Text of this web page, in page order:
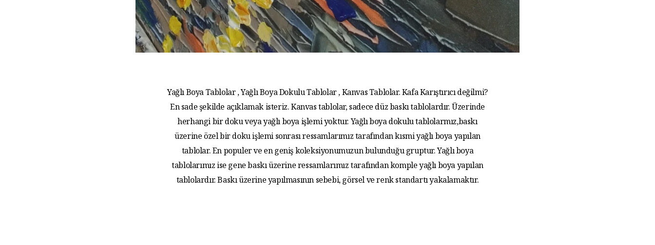
Yağlı Boya Tablolar , Yağlı Boya Dokulu Tablolar , Kanvas Tablolar. Kafa Karıştırıcı değilmi?
En sade şekilde açıklamak isteriz. Kanvas tablolar, sadece düz baskı tablolardır. Üzerinde
herhangi bir doku veya yağlı boya işlemi yoktur. Yağlı boya dokulu tablolarmız,baskı
üzerine özel bir doku işlemi sonrası ressamlarımız tarafından kısmi yağlı boya yapılan
tablolar. En populer ve en geniş koleksiyonumuzun bulunduğu gruptur. Yağlı boya
tablolarımız ise gene baskı üzerine ressamlarımız tarafından komple yağlı boya yapılan
tablolardır. Baskı üzerine yapılmasının sebebi, görsel ve renk standartı yakalamaktır.